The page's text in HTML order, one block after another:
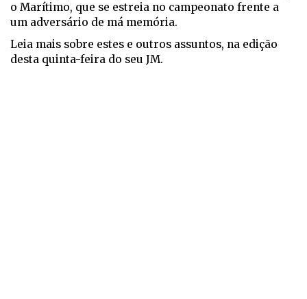
o Marítimo, que se estreia no campeonato frente a
um adversário de má memória.
Leia mais sobre estes e outros assuntos, na edição
desta quinta-feira do seu JM.